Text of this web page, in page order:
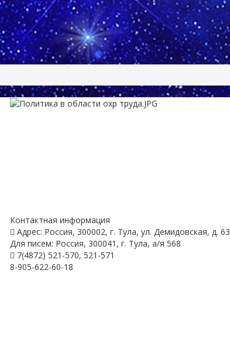
Контактная информация
Адрес: Россия, 300002, г. Тула, ул. Демидовская, д. 63
Для писем: Россия, 300041, г. Тула, а/я 568
7(4872) 521-570, 521-571
8-905-622-60-18